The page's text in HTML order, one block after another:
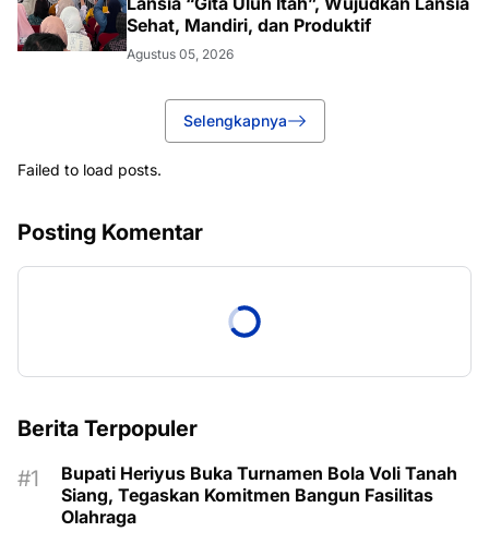
Sehat, Mandiri, dan Produktif
Agustus 05, 2026
Selengkapnya
Failed to load posts.
Posting Komentar
Berita Terpopuler
Bupati Heriyus Buka Turnamen Bola Voli Tanah
Siang, Tegaskan Komitmen Bangun Fasilitas
Olahraga